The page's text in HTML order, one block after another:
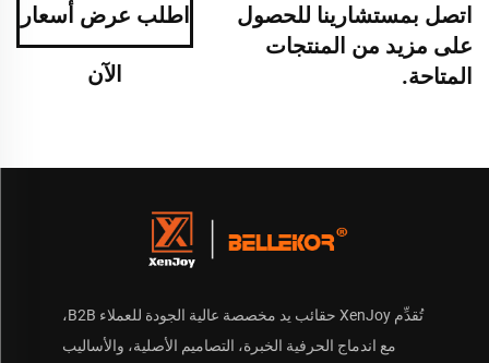
اتصل بمستشارينا للحصول
على مزيد من المنتجات
المتاحة.
اطلب عرض أسعار
الآن
تُقدِّم XenJoy حقائب يد مخصصة عالية الجودة للعملاء B2B،
مع اندماج الحرفية الخبرة، التصاميم الأصلية، والأساليب